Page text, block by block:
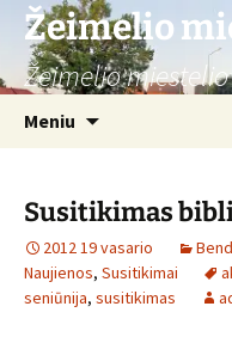
Žeimelio
Žeimelio
Meniu
Susitikimas
2012 19 vasario
Naujienos, Susitikimai
seniūnija, susitikimas